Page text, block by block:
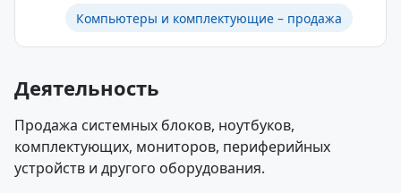
Компьютеры и комплектующие – продажа
Деятельность
Продажа системных блоков, ноутбуков,
комплектующих, мониторов, периферийных
устройств и другого оборудования.